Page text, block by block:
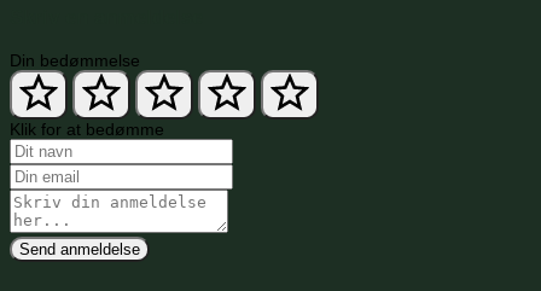
Din bedømmelse
Klik for at bedømme
Send anmeldelse